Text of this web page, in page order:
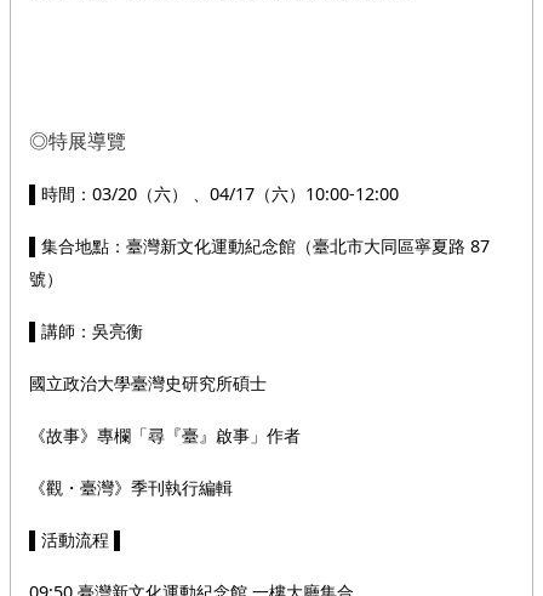
◎特展導覽
▌時間：03/20（六） 、04/17（六）10:00-12:00
▌集合地點：臺灣新文化運動紀念館（臺北市大同區寧夏路 87
號）
▌講師：吳亮衡
國立政治大學臺灣史研究所碩士
《故事》專欄「尋『臺』啟事」作者
《觀・臺灣》季刊執行編輯
▌活動流程 ▌